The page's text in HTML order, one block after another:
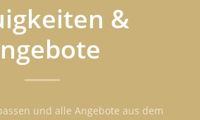
&
und alle Angebote aus dem